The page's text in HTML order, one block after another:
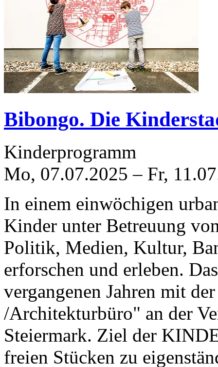
Bibongo. Die
Kinderprogramm
Mo, 07.07.2025 – Fr,
In einem einwöchigen
Kinder unter Betreuung
Politik, Medien, Kultur,
erforschen und erleben.
vergangenen Jahren mit
/Architekturbüro" an der
Steiermark. Ziel der
freien Stücken zu